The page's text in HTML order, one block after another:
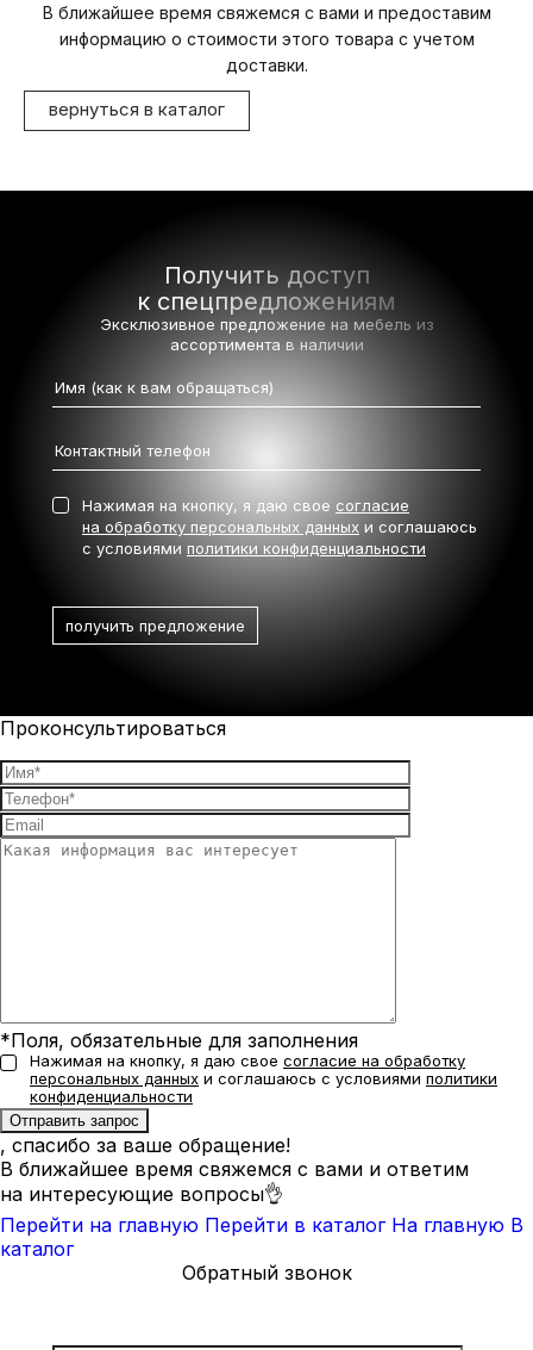
В ближайшее время свяжемся с вами и предоставим
информацию о стоимости этого товара с учетом
доставки.
вернуться в каталог
Получить доступ
к спецпредложениям
Эксклюзивное предложение на мебель из
ассортимента в наличии
Нажимая на кнопку, я даю свое согласие
на обработку персональных данных и соглашаюсь
с условиями политики конфиденциальности
Проконсультироваться
*Поля, обязательные для заполнения
Нажимая на кнопку, я даю свое согласие на обработку
персональных данных и соглашаюсь с условиями политики
конфиденциальности
, спасибо за ваше обращение!
В ближайшее время свяжемся с вами и ответим
на интересующие вопросы👌
Перейти на главную Перейти в каталог На главную В
каталог
Обратный звонок